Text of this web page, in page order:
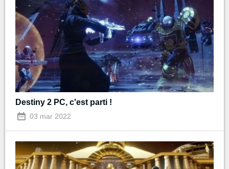
Destiny 2 PC, c'est parti !
03 mar 2022